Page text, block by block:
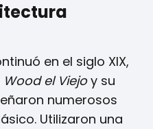
en el siglo XIX,
Wood el Viejoy su
numerosos
Utilizaron una